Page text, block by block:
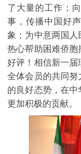
了大量的工作；
事，传播中国好
象；为中意两国人
热心帮助困难侨
好评！相信新一
全体会员的共同
的良好态势，在
更加积极的贡献。